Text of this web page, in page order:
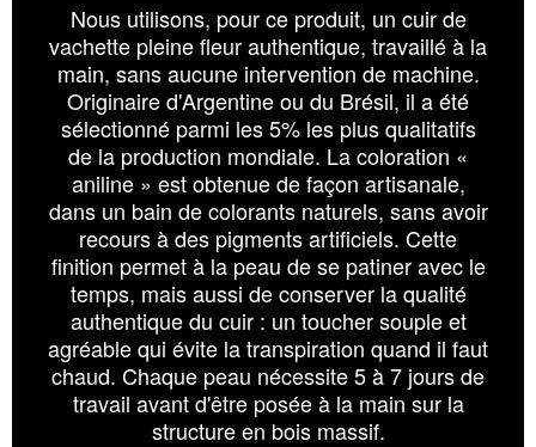
Nous utilisons, pour ce produit, un cuir de
vachette pleine fleur authentique, travaillé à la
main, sans aucune intervention de machine.
Originaire d'Argentine ou du Brésil, il a été
sélectionné parmi les 5% les plus qualitatifs
de la production mondiale. La coloration «
aniline » est obtenue de façon artisanale,
dans un bain de colorants naturels, sans avoir
recours à des pigments artificiels. Cette
finition permet à la peau de se patiner avec le
temps, mais aussi de conserver la qualité
authentique du cuir : un toucher souple et
agréable qui évite la transpiration quand il faut
chaud. Chaque peau nécessite 5 à 7 jours de
travail avant d'être posée à la main sur la
structure en bois massif.